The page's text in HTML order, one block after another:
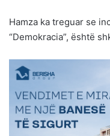
Hamza ka treguar se
“Demokracia”, është